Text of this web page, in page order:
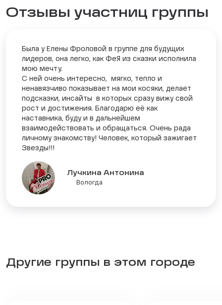
Отзывы участниц группы
Была у Елены Фроловой в группе для будущих
лидеров, она легко, как ФеЯ из сказки исполнила
мою мечту.
С ней очень интересно, мягко, тепло и
ненавязчиво показывает на мои косяки, делает
подсказки, инсайты в которых сразу вижу свой
рост и достижения. Благодарю её как
наставника, буду и в дальнейшем
взаимодействовать и обращаться. Очень рада
личному знакомству! Человек, который зажигает
Звезды!!!
Лучкина Антонина
Вологда
Другие группы в этом городе